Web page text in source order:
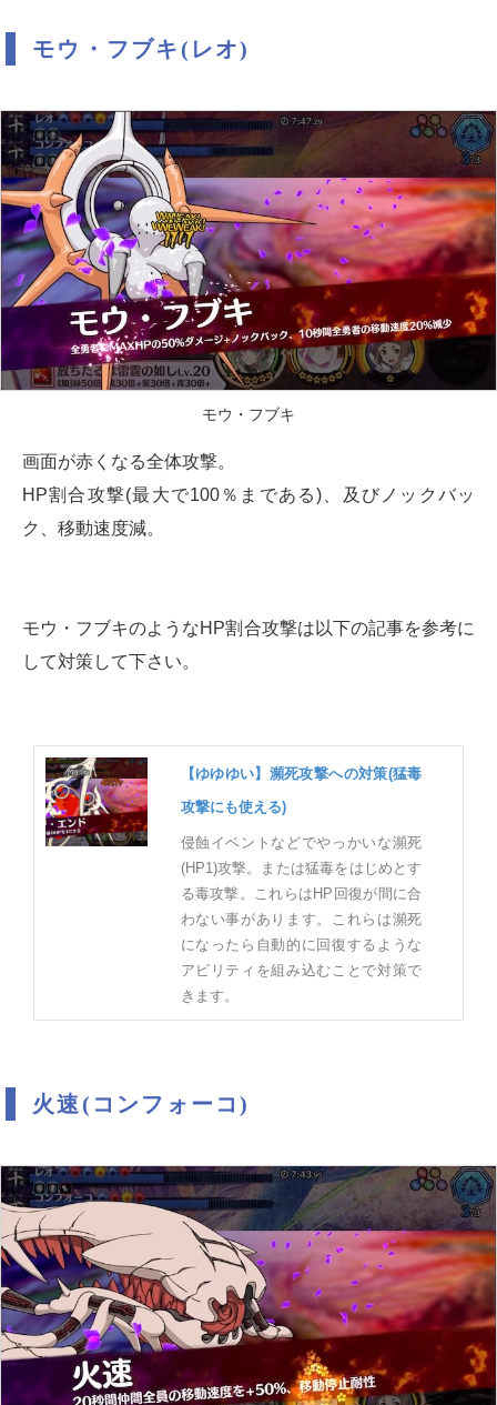
モウ・フブキ(レオ)
モウ・フブキ
画面が赤くなる全体攻撃。
HP割合攻撃(最大で100％まである)、及びノックバッ
ク、移動速度減。
モウ・フブキのようなHP割合攻撃は以下の記事を参考に
して対策して下さい。
【ゆゆゆい】瀕死攻撃への対策(猛毒
攻撃にも使える)
侵蝕イベントなどでやっかいな瀕死
(HP1)攻撃。または猛毒をはじめとす
る毒攻撃。これらはHP回復が間に合
わない事があります。これらは瀕死
になったら自動的に回復するような
アビリティを組み込むことで対策で
きます。
火速(コンフォーコ)